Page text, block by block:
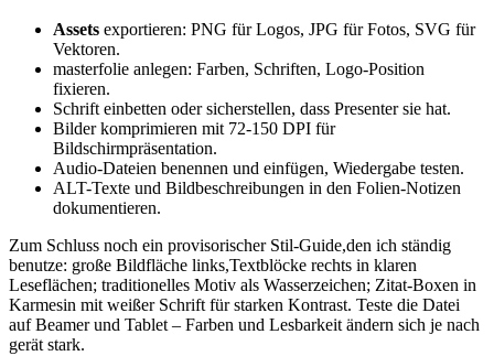
Assets exportieren: PNG⁣ für Logos, JPG für Fotos, ⁣SVG für⁢
Vektoren.
masterfolie anlegen: Farben, Schriften, Logo-Position
fixieren.
Schrift einbetten oder sicherstellen, dass Presenter sie ⁤hat.
Bilder komprimieren‌ mit 72-150‍ DPI für
Bildschirmpräsentation.
Audio-Dateien benennen und ⁣einfügen, Wiedergabe⁤ testen.
ALT-Texte und Bildbeschreibungen in⁢ den Folien-Notizen
dokumentieren.
Zum Schluss ⁢noch ‍ein provisorischer‍ Stil-Guide,den ich ständig
benutze: große ⁣Bildfläche links,Textblöcke⁢ rechts in klaren⁤
Leseflächen; traditionelles ⁣Motiv ​als Wasserzeichen; Zitat-Boxen in
Karmesin mit‍ weißer Schrift für⁢ starken Kontrast.⁢ Teste die Datei⁤
auf Beamer und Tablet – Farben und‌ Lesbarkeit ​ändern sich je nach
gerät stark.